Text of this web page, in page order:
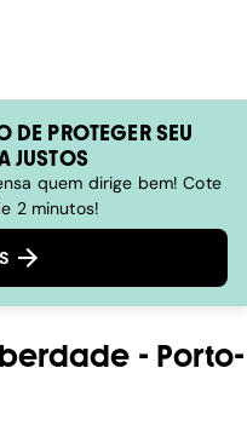
DE PROTEGER SEU
JUSTOS
quem dirige bem! Cote
2 minutos!
- Porto-